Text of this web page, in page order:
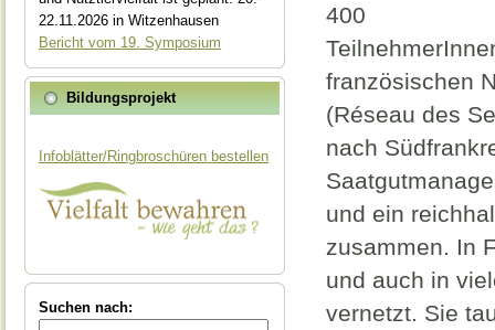
22.11.2026 in Witzenhausen
Bericht vom 19. Symposium
Bildungsprojekt
Infoblätter/Ringbroschüren bestellen
Suchen nach:
400
französischen
(Réseau des
nach
und ein
zusammen. In
und auch in
vernetzt. Sie